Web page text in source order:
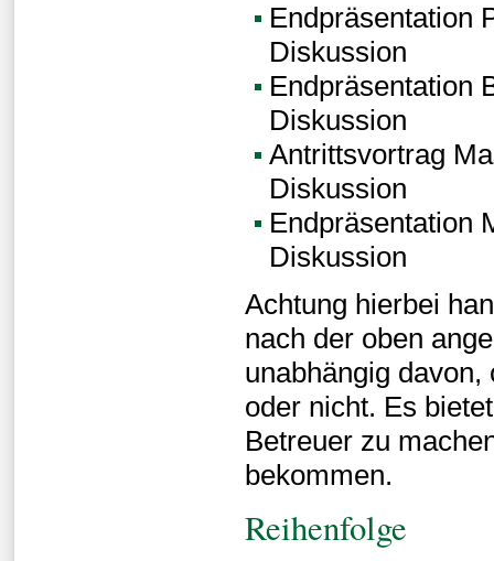
Endpräsentation
Diskussion
Endpräsentation
Diskussion
Antrittsvortrag
Diskussion
Endpräsentation
Diskussion
Achtung hierbei
nach der oben
unabhängig
oder nicht. Es
Betreuer zu
bekommen.
Reihenfolge